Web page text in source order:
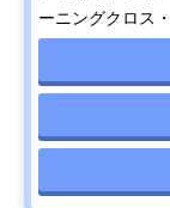
ーニングクロス